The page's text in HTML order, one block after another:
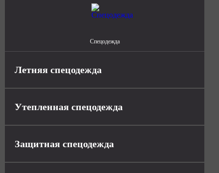
Спецодежда
Летняя спецодежда
Утепленная спецодежда
Защитная спецодежда